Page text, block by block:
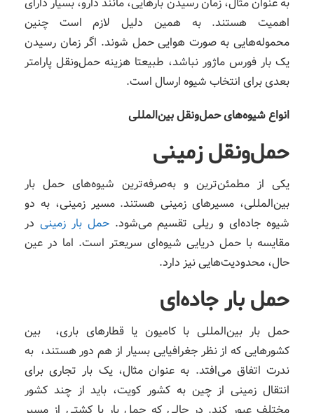
اهمیت هستند. به همین دلیل لازم است چنین
محموله‌هایی به صورت هوایی حمل شوند. اگر زمان رسیدن
یک بار فورس ماژور نباشد، طبیعتا هزینه حمل‌ونقل پارامتر
بعدی برای انتخاب شیوه ارسال است.
انواع شیوه‌های حمل‌ونقل بین‌المللی
حمل‌ونقل زمینی
یکی از مطمئن‌ترین و به‌صرفه‌ترین شیوه‌های حمل بار
بین‌المللی، مسیرهای زمینی هستند. مسیر زمینی، به دو
شیوه جاده‌ای و ریلی تقسیم می‌شود.حمل بار زمینی در
مقایسه با حمل دریایی شیوه‌ای سریعتر است. اما در عین
حال، محدودیت‌هایی نیز دارد.
حمل‌ بار جاده‌ای
حمل بار بین‌المللی با کامیون یا قطارهای باری، بین
کشورهایی که از نظر جغرافیایی بسیار از هم دور هستند، به
ندرت اتفاق می‌افتد. به عنوان مثال، یک بار تجاری برای
انتقال زمینی از چین به کشور کویت، باید از چند کشور